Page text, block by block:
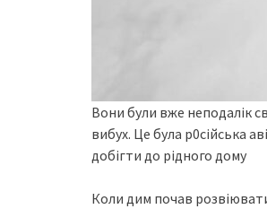
Вони були вже неподалік
вибух. Це була р0сійська
добігти до рідного дому
Коли дим почав